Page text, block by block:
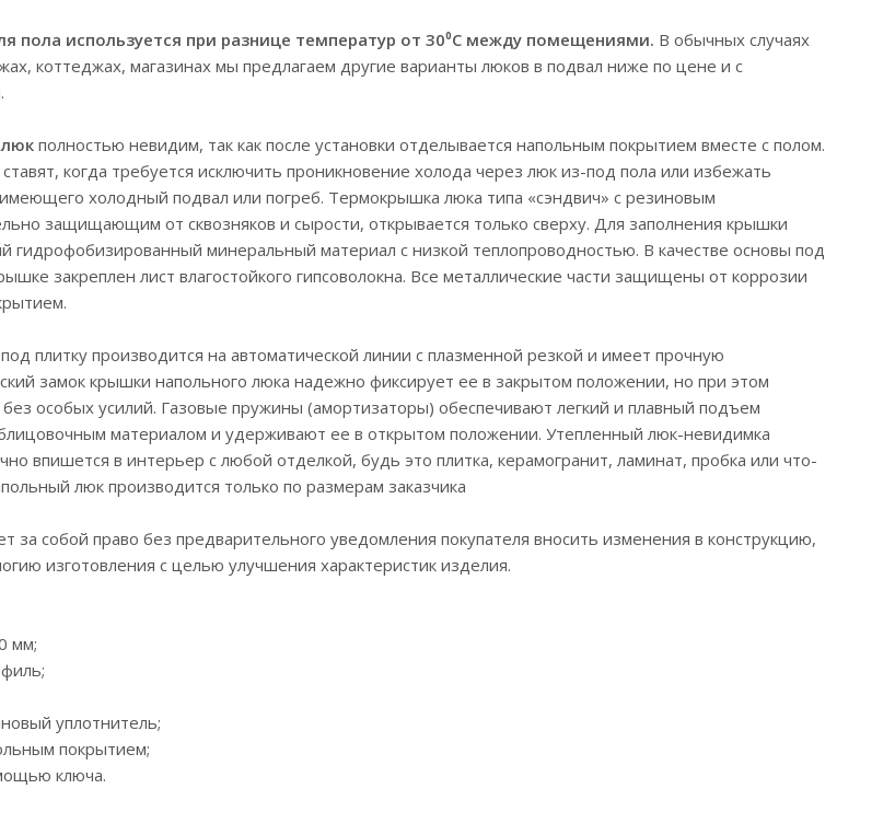
пола используется при разнице температур от 30⁰C между помещениями. В обычных случаях
коттеджах, магазинах мы предлагаем другие варианты люков в подвал ниже по цене и с
полностью невидим, так как после установки отделывается напольным покрытием вместе с полом.
когда требуется исключить проникновение холода через люк из-под пола или избежать
холодный подвал или погреб. Термокрышка люка типа «сэндвич» с резиновым
защищающим от сквозняков и сырости, открывается только сверху. Для заполнения крышки
гидрофобизированный минеральный материал с низкой теплопроводностью. В качестве основы под
закреплен лист влагостойкого гипсоволокна. Все металлические части защищены от коррозии
под плитку производится на автоматической линии с плазменной резкой и имеет прочную
замок крышки напольного люка надежно фиксирует ее в закрытом положении, но при этом
особых усилий. Газовые пружины (амортизаторы) обеспечивают легкий и плавный подъем
материалом и удерживают ее в открытом положении. Утепленный люк-невидимка
впишется в интерьер с любой отделкой, будь это плитка, керамогранит, ламинат, пробка или что-
люк производится только по размерам заказчика
за собой право без предварительного уведомления покупателя вносить изменения в конструкцию,
изготовления с целью улучшения характеристик изделия.
мм;
уплотнитель;
покрытием;
ключа.